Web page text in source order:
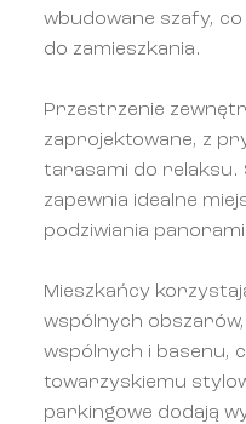
wbudowane szafy,
do zamieszkania.
Przestrzenie
zaprojektowane, z
tarasami do relaksu.
zapewnia idealne
podziwiania
Mieszkańcy
wspólnych
wspólnych i basenu,
towarzyskiemu
parkingowe dodają